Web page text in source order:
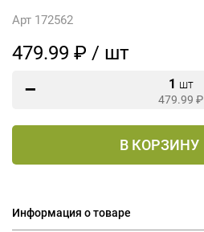
Арт 172562
479.99 ₽ / шт
1 шт
479.99 ₽
В КОРЗИНУ
Информация о товаре